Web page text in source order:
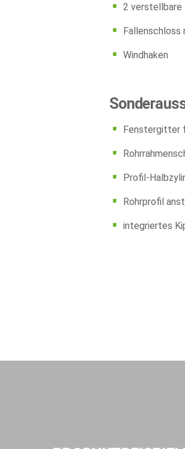
2 verstellbare
Fallenschloss
Windhaken
Fenstergitter
Profil-
Rohrprofil
integriertes